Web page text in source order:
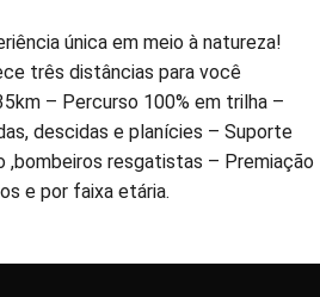
única em meio à natureza!
três distâncias para você
– Percurso 100% em trilha –
descidas e planícies – Suporte
resgatistas – Premiação
e por faixa etária.